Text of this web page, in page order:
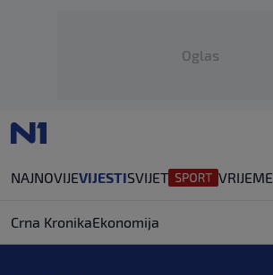
Oglas
NAJNOVIJEVIJESTISVIJET VRIJEME
Crna KronikaEkonomija